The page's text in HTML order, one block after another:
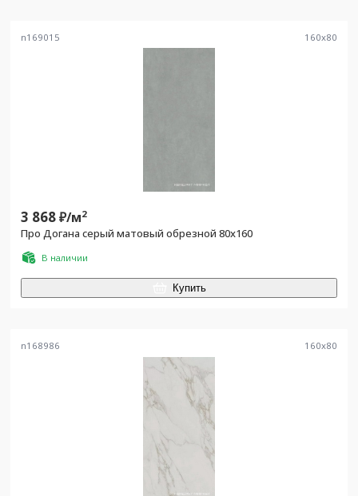
n169015 160x80
3 868₽/м2
Про Догана серый матовый обрезной 80x160
В наличии
Купить
n168986 160x80